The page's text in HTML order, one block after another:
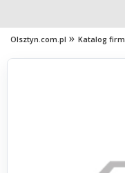
Olsztyn.com.pl Katalog firm